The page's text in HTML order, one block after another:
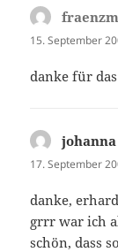
15. September
danke für
johanna
17. September
danke,
grrr war ich
schön, dass